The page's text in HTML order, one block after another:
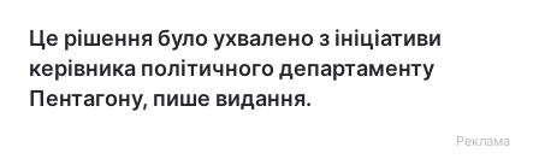
Це рішення було ухвалено з ініціативи
керівника політичного департаменту
Пентагону, пише видання.
Реклама